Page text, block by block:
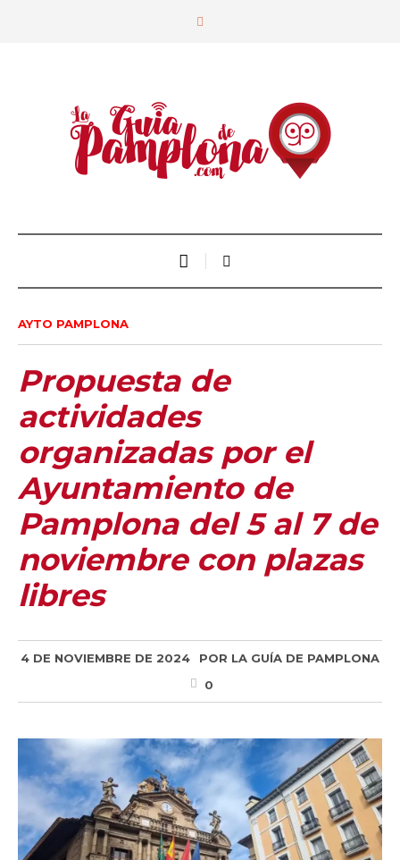
AYTO PAMPLONA
Propuesta de
actividades
organizadas por el
Ayuntamiento de
Pamplona del 5 al 7 de
noviembre con plazas
libres
4 DE NOVIEMBRE DE 2024 POR LA GUÍA DE PAMPLONA
0